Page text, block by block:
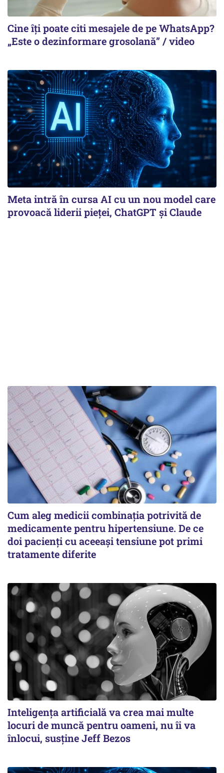
Cine îți poate citi mesajele de pe WhatsApp?
„Este o dezinformare grosolană” / video
Meta intră în cursa AI cu un nou model care
provoacă liderii pieței, ChatGPT și Claude
Cum aleg medicii combinația potrivită de
medicamente pentru hipertensiune. De ce
doi pacienți cu aceeași tensiune pot primi
tratamente diferite
Inteligența artificială va crea mai multe
locuri de muncă pentru oameni, nu îi va
înlocui, susține Jeff Bezos